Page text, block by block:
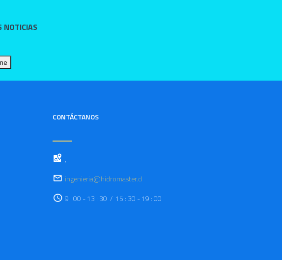
NOTICIAS
CONTÁCTANOS
,
ingenieria@hidromaster.cl
9 : 00 - 13 : 30 / 15 : 30 - 19 : 00